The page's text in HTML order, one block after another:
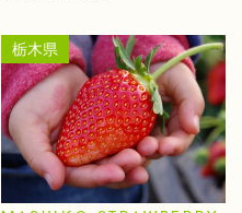
栃木県